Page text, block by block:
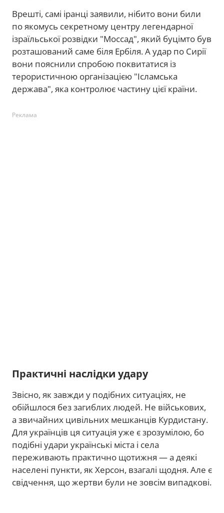
Врешті, самі іранці заявили, нібито вони били
по якомусь секретному центру легендарної
ізраїльської розвідки "Моссад", який буцімто був
розташований саме біля Ербіля. А удар по Сирії
вони пояснили спробою поквитатися із
терористичною організацією "Ісламська
держава", яка контролює частину цієї країни.
Реклама
Практичні наслідки удару
Звісно, як завжди у подібних ситуаціях, не
обійшлося без загиблих людей. Не військових,
а звичайних цивільних мешканців Курдистану.
Для українців ця ситуація уже є зрозумілою, бо
подібні удари українські міста і села
переживають практично щотижня — а деякі
населені пункти, як Херсон, взагалі щодня. Але є
свідчення, що жертви були не зовсім випадкові.